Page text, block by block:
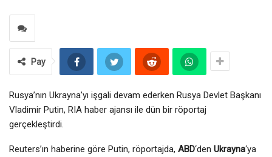
Pay
Rusya’nın Ukrayna’yı işgali devam ederken Rusya Devlet Başkanı
Vladimir Putin, RIA haber ajansı ile dün bir röportaj
gerçekleştirdi.
Reuters’ın haberine göre Putin, röportajda, ABD‘den Ukrayna‘ya